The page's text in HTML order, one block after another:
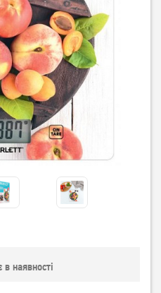
наявності